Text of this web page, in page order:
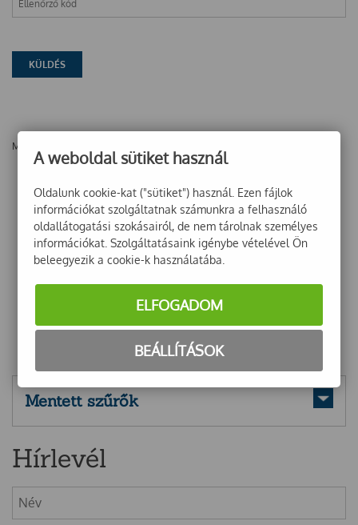
Még nincsenek vélemények ehhez a termékhez!
Mentett szűrők
Hírlevél
A weboldal sütiket használ
Oldalunk cookie-kat ("sütiket") használ. Ezen fájlok
információkat szolgáltatnak számunkra a felhasználó
oldallátogatási szokásairól, de nem tárolnak személyes
információkat. Szolgáltatásaink igénybe vételével Ön
beleegyezik a cookie-k használatába.
ELFOGADOM
BEÁLLÍTÁSOK